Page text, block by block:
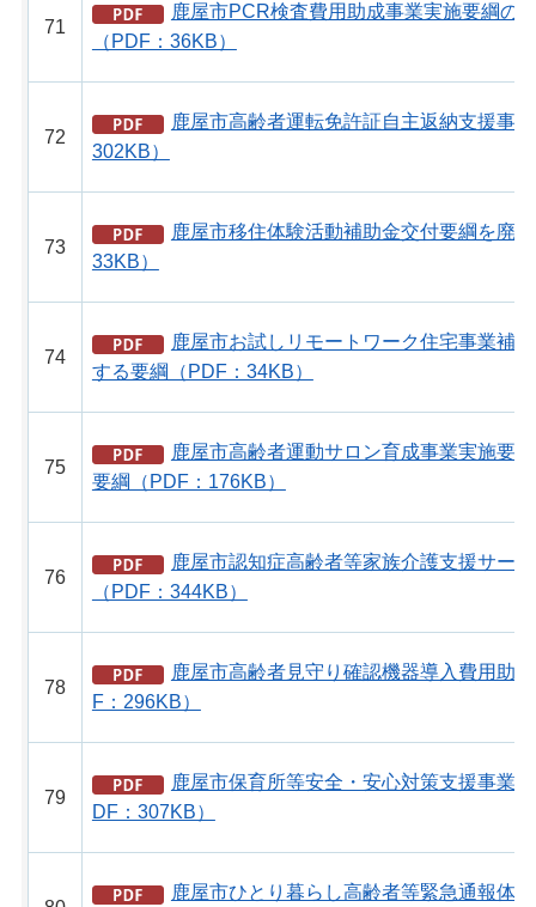
71
鹿屋市PCR検査費用助成事業実施要綱の
（PDF：36KB）
72
鹿屋市高齢者運転免許証自主返納支援事
302KB）
73
鹿屋市移住体験活動補助金交付要綱を廃
33KB）
74
鹿屋市お試しリモートワーク住宅事業補
する要綱（PDF：34KB）
75
鹿屋市高齢者運動サロン育成事業実施要
要綱（PDF：176KB）
76
鹿屋市認知症高齢者等家族介護支援サー
（PDF：344KB）
78
鹿屋市高齢者見守り確認機器導入費用助
F：296KB）
79
鹿屋市保育所等安全・安心対策支援事業
DF：307KB）
鹿屋市ひとり暮らし高齢者等緊急通報体